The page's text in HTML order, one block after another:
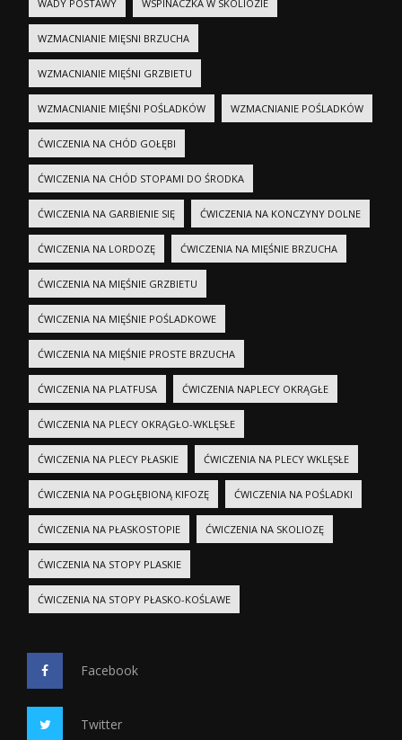
WADY POSTAWY WSPINACZKA W SKOLIOZIE
WZMACNIANIE MIĘSNI BRZUCHA
WZMACNIANIE MIĘŚNI GRZBIETU
WZMACNIANIE MIĘŚNI POŚLADKÓW WZMACNIANIE POŚLADKÓW
ĆWICZENIA NA CHÓD GOŁĘBI
ĆWICZENIA NA CHÓD STOPAMI DO ŚRODKA
ĆWICZENIA NA GARBIENIE SIĘ ĆWICZENIA NA KONCZYNY DOLNE
ĆWICZENIA NA LORDOZĘ ĆWICZENIA NA MIĘŚNIE BRZUCHA
ĆWICZENIA NA MIĘŚNIE GRZBIETU
ĆWICZENIA NA MIĘŚNIE POŚLADKOWE
ĆWICZENIA NA MIĘŚNIE PROSTE BRZUCHA
ĆWICZENIA NA PLATFUSA ĆWICZENIA NAPLECY OKRĄGŁE
ĆWICZENIA NA PLECY OKRĄGŁO-WKLĘSŁE
ĆWICZENIA NA PLECY PŁASKIE ĆWICZENIA NA PLECY WKLĘSŁE
ĆWICZENIA NA POGŁĘBIONĄ KIFOZĘ ĆWICZENIA NA POŚLADKI
ĆWICZENIA NA PŁASKOSTOPIE ĆWICZENIA NA SKOLIOZĘ
ĆWICZENIA NA STOPY PLASKIE
ĆWICZENIA NA STOPY PŁASKO-KOŚLAWE
Facebook
Twitter